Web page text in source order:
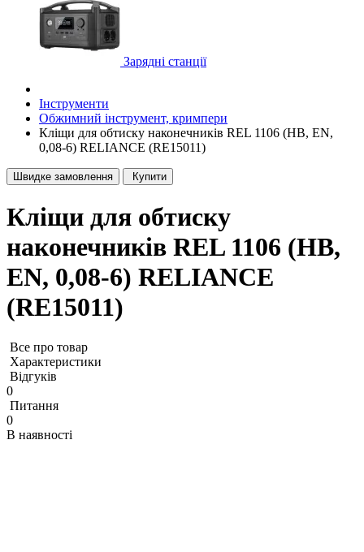
Зарядні станції
Інструменти
Обжимний інструмент, кримпери
Кліщи для обтиску наконечників REL 1106 (HB, EN,
0,08-6) RELIANCE (RE15011)
Швидке замовлення Купити
Кліщи для обтиску
наконечників REL 1106 (HB,
EN, 0,08-6) RELIANCE
(RE15011)
Все про товар
Характеристики
Відгуків
0
Питання
0
В наявності